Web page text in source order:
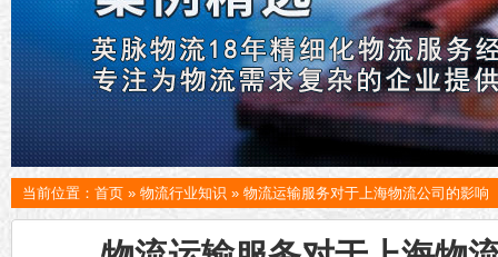
当前位置： 首页 » 物流行业知识 » 物流运输服务对于上海物流公司的影响